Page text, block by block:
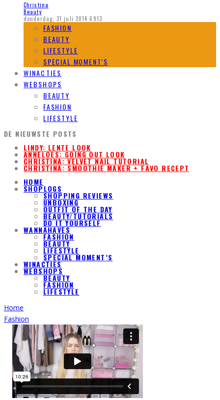
Christina
Beauty
donderdag, 31 juli 2014 6913
FASHION
BEAUTY
LIFESTYLE
SPECIAL MOMENT’S
WINACTIES
WEBSHOPS
BEAUTY
FASHION
LIFESTYLE
DE NIEUWSTE POSTS
LINDY: LENTE LOOK
ANNELOES: GOING OUT LOOK
CHRISTINA: VELVET NAIL TUTORIAL
CHRISTINA: SMOOTHIE MAKER + FAVO RECEPT
HOME
SHOPLOGS
SHOPPING REVIEWS
UNBOXING
OUTFIT OF THE DAY
BEAUTY/TUTORIALS
DO IT YOURSELF
WANNAHAVES
FASHION
BEAUTY
LIFESTYLE
SPECIAL MOMENT’S
WINACTIES
WEBSHOPS
BEAUTY
FASHION
LIFESTYLE
Home
Fashion